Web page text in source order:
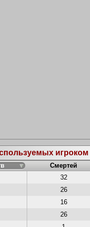
игроком
Смертей
32
26
16
26